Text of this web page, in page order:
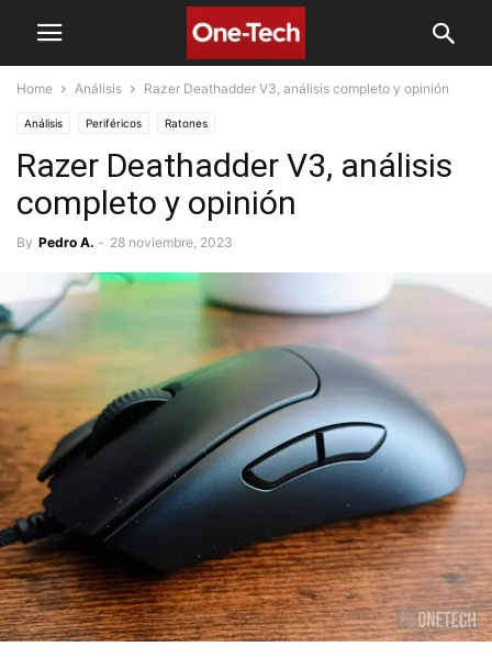
Home Análisis Razer Deathadder V3, análisis completo y opinión
Análisis Periféricos Ratones
Razer Deathadder V3, análisis
completo y opinión
By Pedro A. - 28 noviembre, 2023